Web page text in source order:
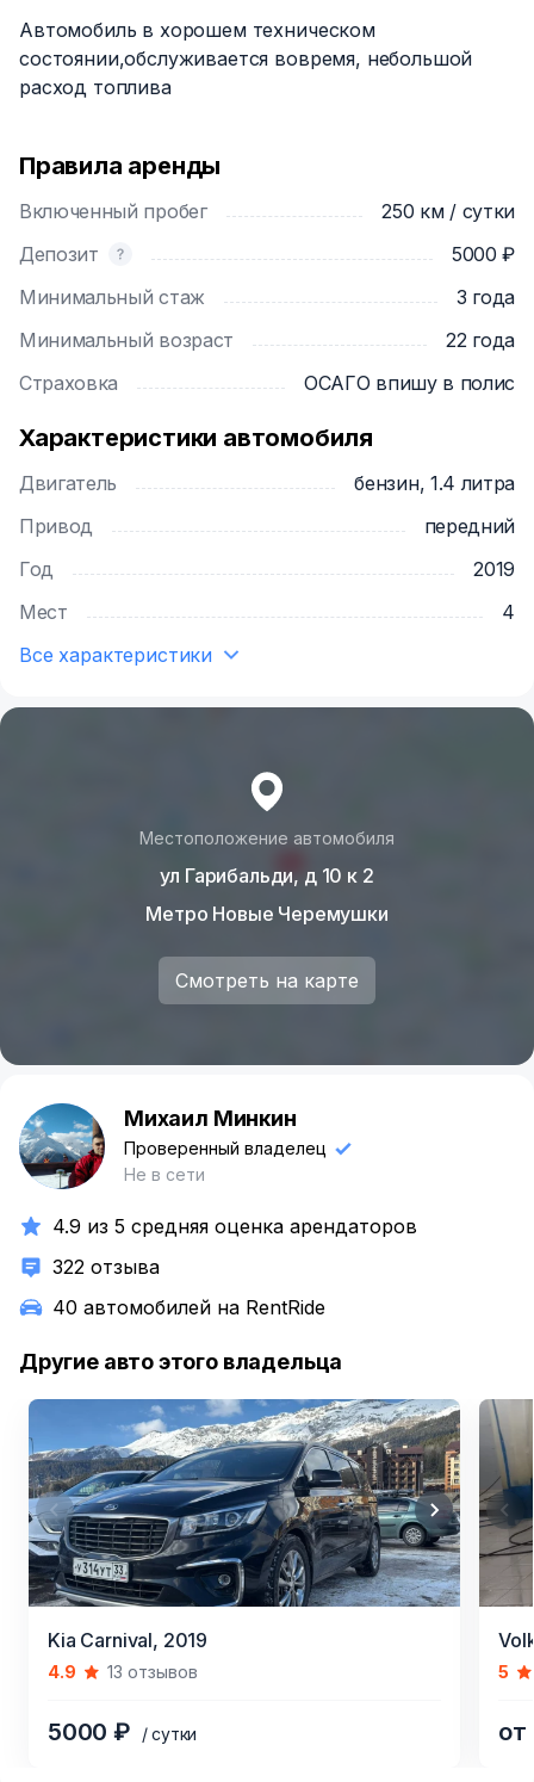
Автомобиль в хорошем техническом
состоянии,обслуживается вовремя, небольшой
расход топлива
Правила аренды
Включенный пробег
250 км / сутки
Депозит
5000 ₽
Минимальный стаж
3 года
Минимальный возраст
22 года
Страховка
ОСАГО впишу в полис
Характеристики автомобиля
Двигатель
бензин, 1.4 литра
Привод
передний
Год
2019
Мест
4
Все характеристики
Местоположение автомобиля
ул Гарибальди, д 10 к 2
Метро Новые Черемушки
Смотреть на карте
М Михаил Минкин
Проверенный владелец
Не в сети
4.9 из 5 средняя оценка арендаторов
322 отзыва
40 автомобилей на RentRide
Другие авто этого владельца
Kia Carnival, 2019
4.9 13 отзывов
5000 ₽ / сутки
5